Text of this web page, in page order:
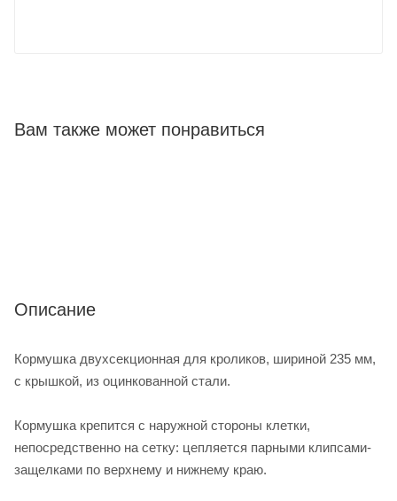
Вам также может понравиться
Описание
Кормушка двухсекционная для кроликов, шириной 235 мм,
с крышкой, из оцинкованной стали.
Кормушка крепится с наружной стороны клетки,
непосредственно на сетку: цепляется парными клипсами-
защелками по верхнему и нижнему краю.